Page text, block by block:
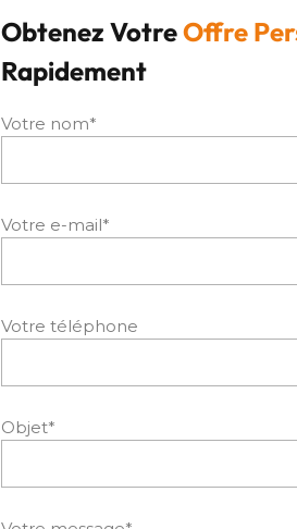
Obtenez VotreOffre
Rapidement
Votre nom*
Votre e-mail*
Votre téléphone
Objet*